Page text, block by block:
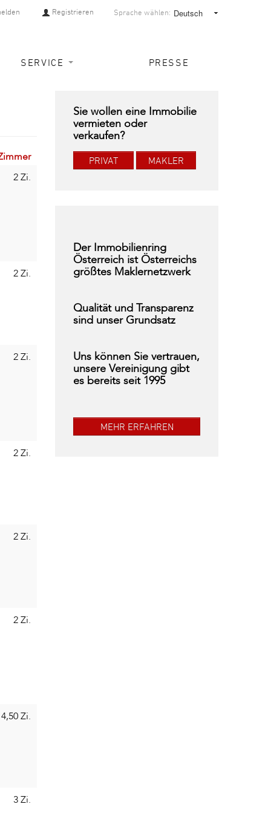
Sprache wählen:
Registrieren
SERVICE PRESSE
2 Zi.
2 Zi.
2 Zi.
2 Zi.
2 Zi.
2 Zi.
4,50 Zi.
3 Zi.
Sie wollen eine Immobilie
vermieten oder
verkaufen?
PRIVAT MAKLER
Der Immobilienring
Österreich ist Österreichs
größtes Maklernetzwerk
Qualität und Transparenz
sind unser Grundsatz
Uns können Sie vertrauen,
unsere Vereinigung gibt
es bereits seit 1995
MEHR ERFAHREN